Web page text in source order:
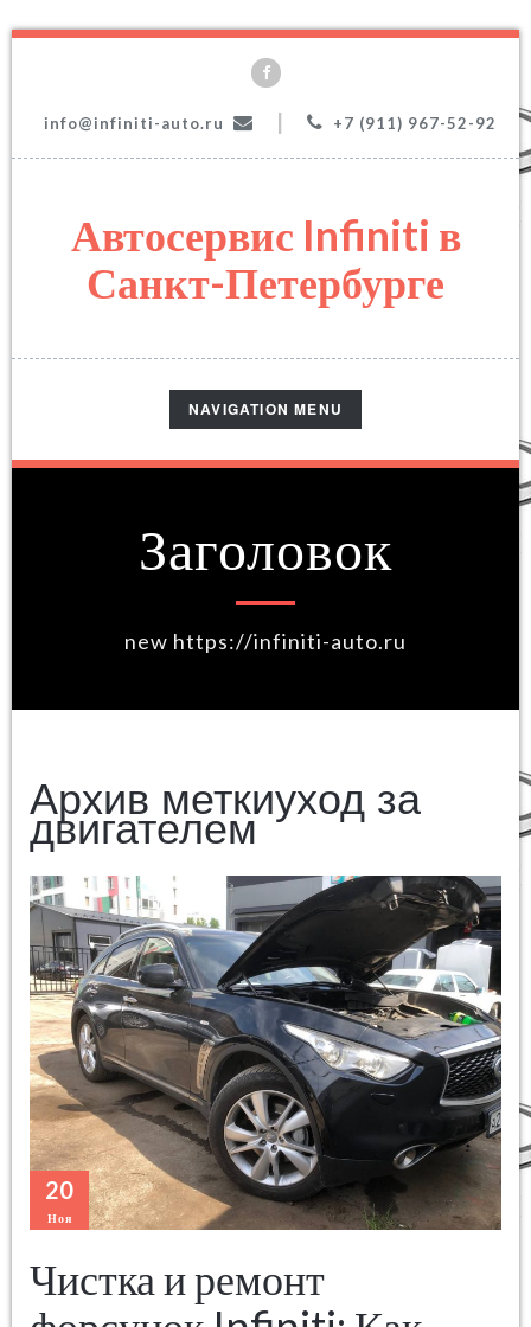
info@infiniti-auto.ru +7 (911) 967-52-92
Автосервис Infiniti в
Санкт-Петербурге
TOGGLE
NAVIGATION
NAVIGATION MENU
Заголовок
new https://infiniti-auto.ru
Архив меткиуход за
двигателем
20
Ноя
Чистка и ремонт